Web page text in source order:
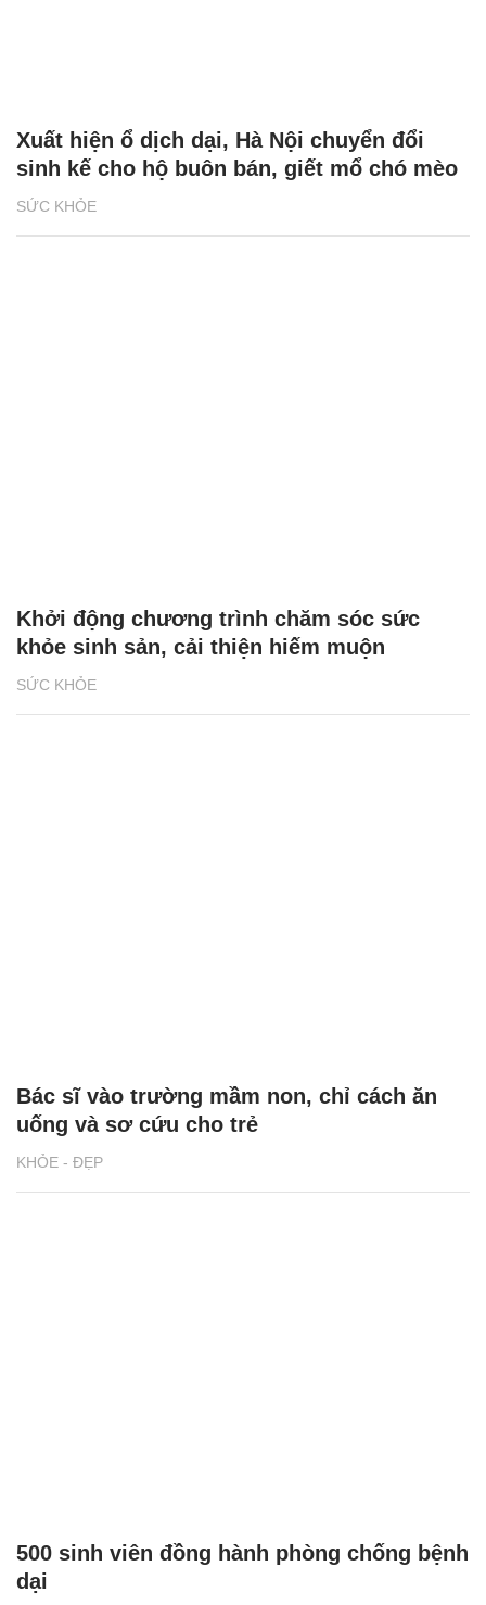
SỨC KHỎE
Xuất hiện ổ dịch dại, Hà Nội chuyển đổi
sinh kế cho hộ buôn bán, giết mổ chó mèo
SỨC KHỎE
Khởi động chương trình chăm sóc sức
khỏe sinh sản, cải thiện hiếm muộn
KHỎE - ĐẸP
Bác sĩ vào trường mầm non, chỉ cách ăn
uống và sơ cứu cho trẻ
500 sinh viên đồng hành phòng chống bệnh
dại